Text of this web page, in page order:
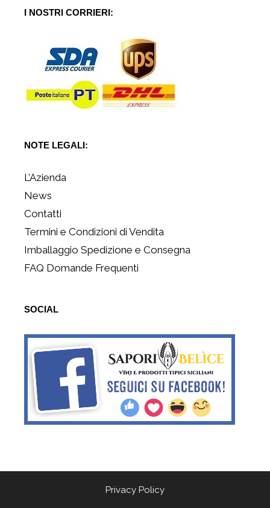
I NOSTRI CORRIERI:
NOTE LEGALI:
L’Azienda
News
Contatti
Termini e Condizioni di Vendita
Imballaggio Spedizione e Consegna
FAQ Domande Frequenti
SOCIAL
Privacy Policy